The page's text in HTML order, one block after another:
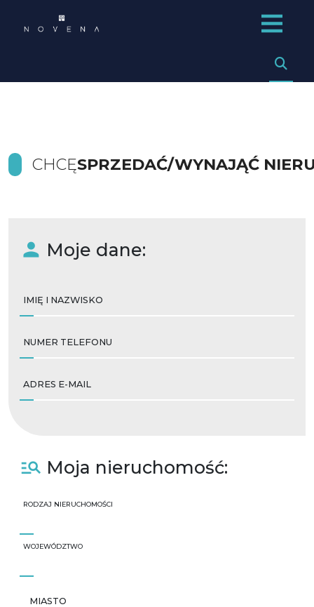
CHCĘSPRZEDAĆ/WYNAJĄĆ
Moje dane:
IMIĘ I NAZWISKO
NUMER TELEFONU
ADRES E-MAIL
Moja nieruchomość:
RODZAJ NIERUCHOMOŚCI
WOJEWÓDZTWO
MIASTO